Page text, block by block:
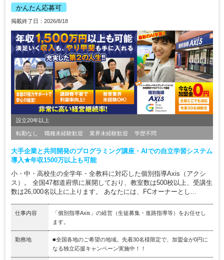
かんたん応募可
掲載終了日：2026/8/18
設立20年以上
転勤なし 職種未経験歓迎 業界未経験歓迎 学歴不問
大手企業と共同開発のプログラミング講座・AIでの自立学習システム
導入★年収1500万以上も可能
小・中・高校生の全学年・全教科に対応した個別指導Axis（アクシ
ス）。 全国47都道府県に展開しており、教室数は500校以上、受講生
数は26,000名以上に上ります。 あなたには、FCオーナーとし...
仕事内容
「個別指導Axis」の経営（生徒募集・進路指導等）をお任せし
ます。
勤務地
■全国各地のご希望の地域。先着30名様限定で、加盟金が0円に
なる独立応援キャンペーン実施中！！